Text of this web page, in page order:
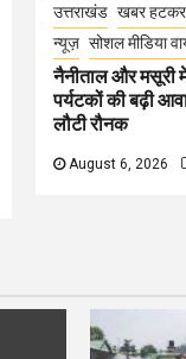
उत्तराखंड खबर हटकर
न्यूज़ सोशल मीडिया
नैनीताल और मसूरी
पर्यटकों की बढ़ी
लौटी रौनक
August 6, 2026